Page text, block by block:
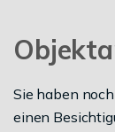
Sie haben
einen